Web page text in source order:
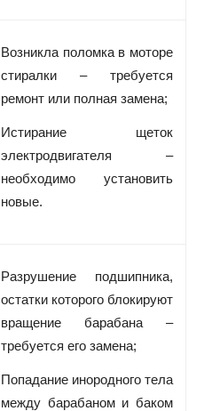
Возникла поломка в моторе
стиралки – требуется
ремонт или полная замена;
Истирание щеток
электродвигателя –
необходимо установить
новые.
Разрушение подшипника,
остатки которого блокируют
вращение барабана –
требуется его замена;
Попадание инородного тела
между барабаном и баком